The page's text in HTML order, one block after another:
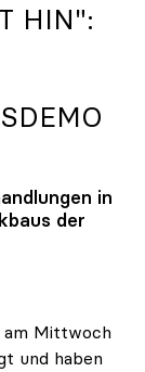
HIN":
G
in
der
am Mittwoch
und haben